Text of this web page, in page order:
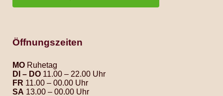
Öffnungszeiten
MO Ruhetag
DI – DO 11.00 – 22.00 Uhr
FR 11.00 – 00.00 Uhr
SA 13.00 – 00.00 Uhr